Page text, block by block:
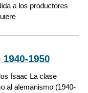
a los productores
1950
Isaac La clase
al alemanismo (1940-